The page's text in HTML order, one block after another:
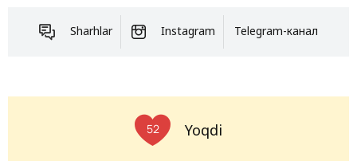
Sharhlar Instagram Telegram-канал
52 Yoqdi